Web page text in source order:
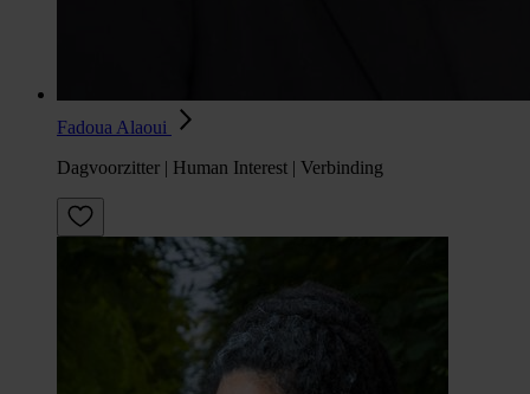
Fadoua Alaoui
Dagvoorzitter | Human Interest | Verbinding